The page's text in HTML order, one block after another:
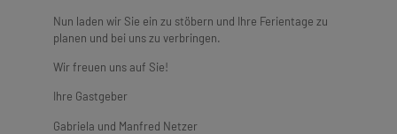
Nun laden wir Sie ein zu stöbern und Ihre Ferientage zu
planen und bei uns zu verbringen.
Wir freuen uns auf Sie!
Ihre Gastgeber
Gabriela und Manfred Netzer